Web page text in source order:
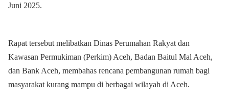
Juni 2025.
Rapat tersebut melibatkan Dinas Perumahan Rakyat dan
Kawasan Permukiman (Perkim) Aceh, Badan Baitul Mal Aceh,
dan Bank Aceh, membahas rencana pembangunan rumah bagi
masyarakat kurang mampu di berbagai wilayah di Aceh.